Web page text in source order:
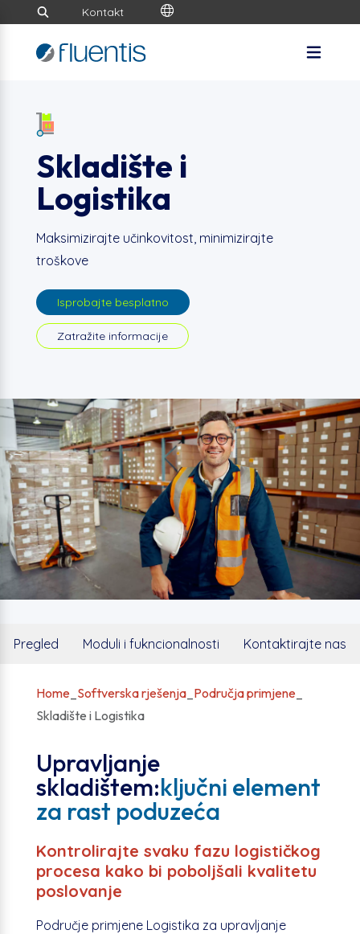
Kontakt
Skladište i
Logistika
Maksimizirajte učinkovitost, minimizirajte
troškove
Isprobajte besplatno
Zatražite informacije
Pregled Moduli i fukncionalnosti Kontaktirajte nas
Home_ Softverska rješenja_ Područja primjene_
Skladište i Logistika
Upravljanje
skladištem:ključni element
za rast poduzeća
Kontrolirajte svaku fazu logističkog
procesa kako bi poboljšali kvalitetu
poslovanje
Područje primjene Logistika za upravljanje